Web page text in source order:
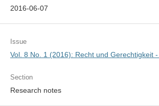
2016-06-07
Issue
Vol. 8 No. 1 (2016): Recht und Gerechtigkeit
Section
Research notes